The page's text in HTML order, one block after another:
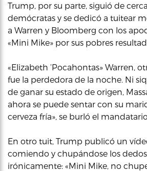
Trump, por su parte, siguió de
demócratas y se dedicó a tuitear
a Warren y Bloomberg con los
«Mini Mike» por sus pobres
«Elizabeth ‘Pocahontas» Warren,
fue la perdedora de la noche. Ni
de ganar su estado de origen,
ahora se puede sentar con su
cerveza fría», se burló el
En otro tuit, Trump publicó un
comiendo y chupándose los
irónicamente: «Mini Mike, no